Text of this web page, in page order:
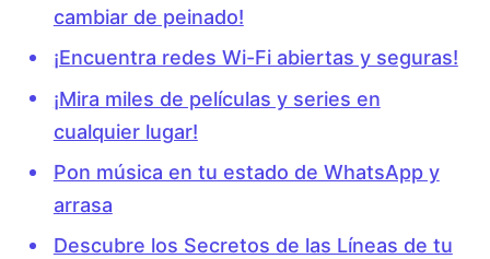
cambiar de peinado!
¡Encuentra redes Wi-Fi abiertas y seguras!
¡Mira miles de películas y series en
cualquier lugar!
Pon música en tu estado de WhatsApp y
arrasa
Descubre los Secretos de las Líneas de tu